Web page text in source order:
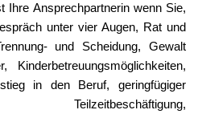
Ihre Ansprechpartnerin wenn Sie,
unter vier Augen, Rat und
und Scheidung, Gewalt
in den Beruf, geringfügiger
Teilzeitbeschäftigung,